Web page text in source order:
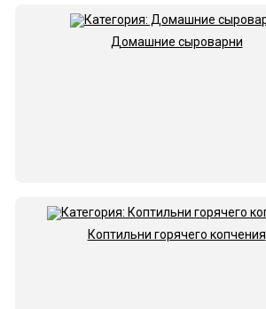
Домашние сыроварни
Коптильни горячего копчения